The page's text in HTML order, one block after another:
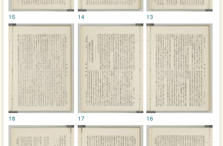
13
14
15
16
17
18